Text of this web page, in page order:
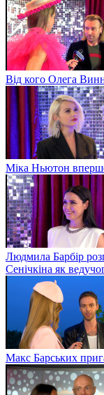
Від кого Олега
Міка Ньютон
Людмила Барбір
Сенічкіна як
Макс Барських